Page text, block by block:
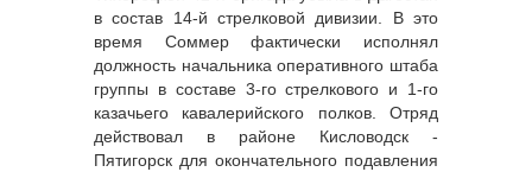
в состав 14-й стрелковой дивизии. В это
время Соммер фактически исполнял
должность начальника оперативного штаба
группы в составе 3-го стрелкового и 1-го
казачьего кавалерийского полков. Отряд
действовал в районе Кисловодск -
Пятигорск для окончательного подавления